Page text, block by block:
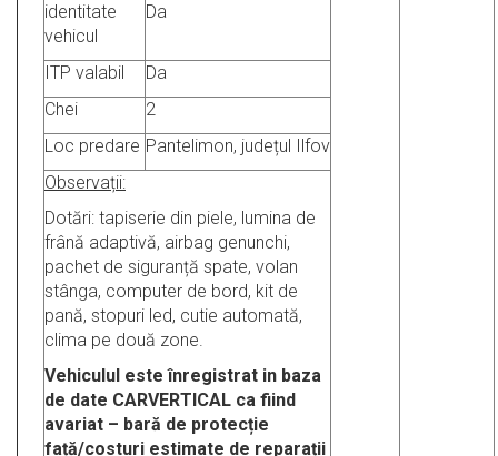
identitate
vehicul
Da
ITP valabil
Da
Chei
2
Loc predare Pantelimon, județul Ilfov
Observații:
Dotări: tapiserie din piele, lumina de
frână adaptivă, airbag genunchi,
pachet de siguranță spate, volan
stânga, computer de bord, kit de
pană, stopuri led, cutie automată,
clima pe două zone.
Vehiculul este înregistrat in baza
de date CARVERTICAL ca fiind
avariat – bară de protecție
față/costuri estimate de reparații